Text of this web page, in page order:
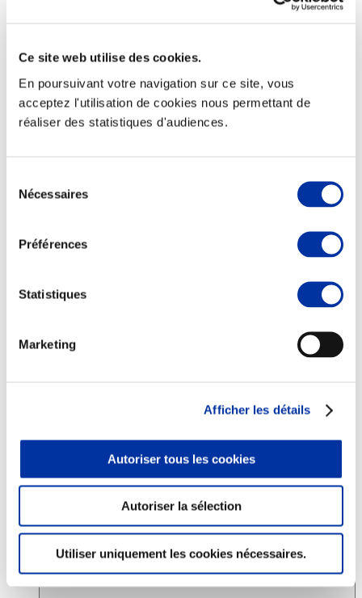
Ce site web utilise des cookies.
En poursuivant votre navigation sur ce site, vous
acceptez l'utilisation de cookies nous permettant de
réaliser des statistiques d'audiences.
Nécessaires
Préférences
Statistiques
Marketing
Afficher les détails
Autoriser tous les cookies
Autoriser la sélection
Utiliser uniquement les cookies nécessaires.
Elevage
Transport – mise en marché
Abattoir
Partenaire Climat
Viandes et santé
Juste rémunération et attractivité des métiers
Info-veille scientifique
Sources d’information
Accords